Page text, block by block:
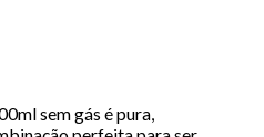
sem gás é pura,